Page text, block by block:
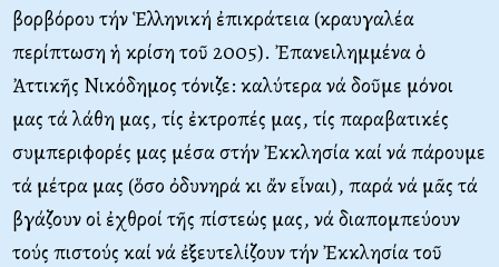
βορβόρου τήν Ἑλληνική ἐπικράτεια (κραυγαλέα
περίπτωση ἡ κρίση τοῦ 2005). Ἐπανειλημμένα ὁ
Ἀττικῆς Νικόδημος τόνιζε: καλύτερα νά δοῦμε μόνοι
μας τά λάθη μας, τίς ἐκτροπές μας, τίς παραβατικές
συμπεριφορές μας μέσα στήν Ἐκκλησία καί νά πάρουμε
τά μέτρα μας (ὅσο ὀδυνηρά κι ἄν εἶναι), παρά νά μᾶς τά
βγάζουν οἱ ἐχθροί τῆς πίστεώς μας, νά διαπομπεύουν
τούς πιστούς καί νά ἐξευτελίζουν τήν Ἐκκλησία τοῦ